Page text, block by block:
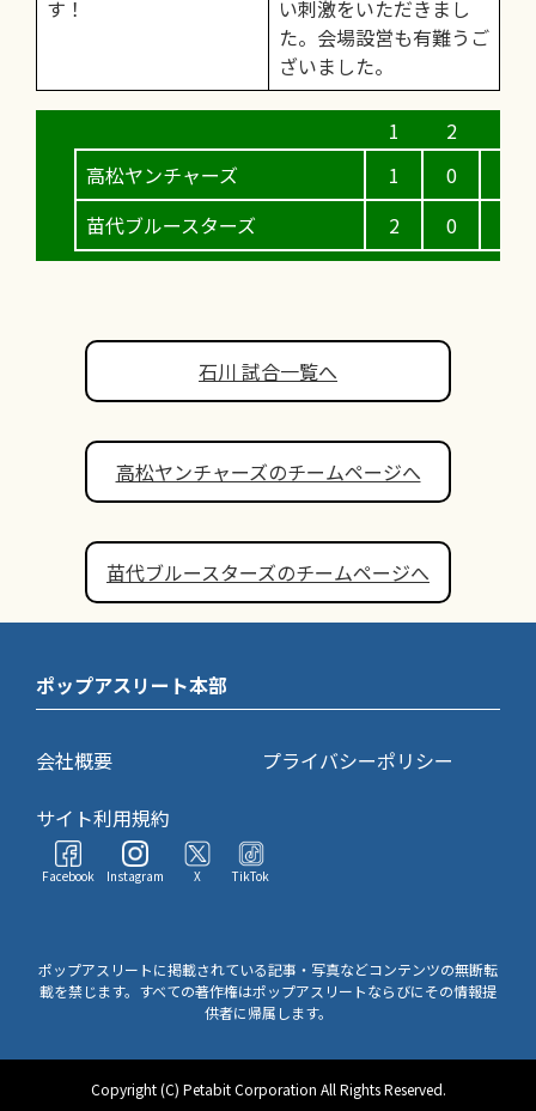
す！
い刺激をいただきまし
た。会場設営も有難うご
ざいました。
高松ヤンチャーズ
苗代ブルースターズ
1
2
0
0
石川 試合一覧へ
高松ヤンチャーズのチームページへ
苗代ブルースターズのチームページへ
ポップアスリート本部
会社概要
プライバシーポリシー
サイト利用規約
Facebook Instagram X TikTok
ポップアスリートに掲載されている記事・写真などコンテンツの無断転
載を禁じます。すべての著作権はポップアスリートならびにその情報提
供者に帰属します。
Copyright (C) Petabit Corporation All Rights Reserved.